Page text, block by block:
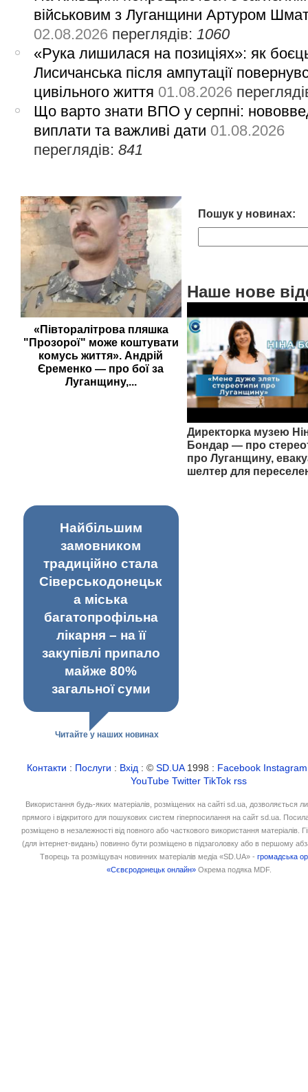
військовим з Луганщини Артуром
02.08.2026 переглядів:1060
«Рука лишилася на позиціях»: як
Лисичанська після ампутації
цивільного життя 01.08.2026
Що варто знати ВПО у серпні:
виплати та важливі дати 01.08.2026
переглядів:841
«Півторалітрова пляшка
"Прозорої" може коштувати
комусь життя». Андрій
Єременко — про бої за
Луганщину,...
Пошук у новинах:
Наше нове
Директорка музею
Бондар — про
про Луганщину,
шелтер для
Найбільшим
замовником
традиційно стала
Сіверськодонецьк
а міська
багатопрофільна
лікарня – на її
закупівлі припало
майже 80%
загальної суми
Читайте у наших новинах
Контакти : Послуги : Вхід : ©SD.UA1998 : Facebook Instagram
YouTube Twitter TikTok rss
Використання будь-яких матеріалів, розміщених на сайті sd.ua, дозволяється
прямого і відкритого для пошукових систем гіперпосилання на сайт sd.ua.
розміщено в незалежності від повного або часткового використання матеріалів.
(для інтернет-видань) повинно бути розміщено в підзаголовку або в першому
Творець та розміщувач новинних матеріалів медіа «SD.UA» -громадська
«Сєвєродонецьк онлайн» Окрема подяка MDF.